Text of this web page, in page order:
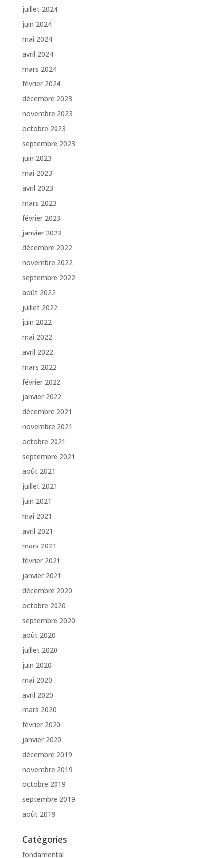
juillet 2024
juin 2024
mai 2024
avril 2024
mars 2024
février 2024
décembre 2023
novembre 2023
octobre 2023
septembre 2023
juin 2023
mai 2023
avril 2023
mars 2023
février 2023
janvier 2023
décembre 2022
novembre 2022
septembre 2022
août 2022
juillet 2022
juin 2022
mai 2022
avril 2022
mars 2022
février 2022
janvier 2022
décembre 2021
novembre 2021
octobre 2021
septembre 2021
août 2021
juillet 2021
juin 2021
mai 2021
avril 2021
mars 2021
février 2021
janvier 2021
décembre 2020
octobre 2020
septembre 2020
août 2020
juillet 2020
juin 2020
mai 2020
avril 2020
mars 2020
février 2020
janvier 2020
décembre 2019
novembre 2019
octobre 2019
septembre 2019
août 2019
Catégories
fondamental